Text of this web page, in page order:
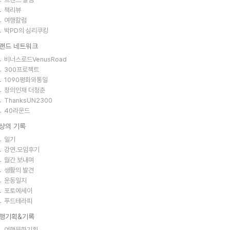
책리뷰
여행칼럼
박PD의 심리쿠킹
드 네트워크
비너스로드VenusRoad
300프로젝트
1090평화와통일
창의인재 더청춘
ThanksUN2300
40라운드
의 기록
일기
강연.모임후기
월간 보내며
생활의 발견
운동일지
포토에세이
푸드테라피
기획&기록